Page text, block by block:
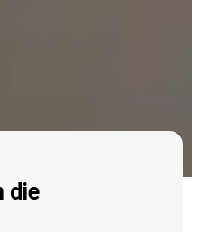
die